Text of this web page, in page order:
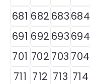
681 682 683684
691 692 693694
701 702 703 704
711 712 713 714